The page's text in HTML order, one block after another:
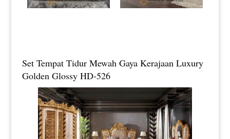
Set Tempat Tidur Mewah Gaya Kerajaan Luxury
Golden Glossy HD-526